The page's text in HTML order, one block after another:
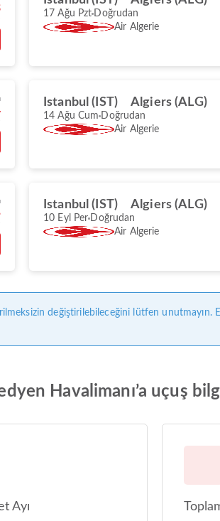
17 Ağu Pzt Doğrudan
Air Algerie
Istanbul (IST) Algiers (ALG)
14 Ağu Cum Doğrudan
Air Algerie
Istanbul (IST) Algiers (ALG)
10 Eyl Per Doğrudan
Air Algerie
değiştirilebileceğini lütfen unutmayın.
Havalimanı’a uçuş
Ayı